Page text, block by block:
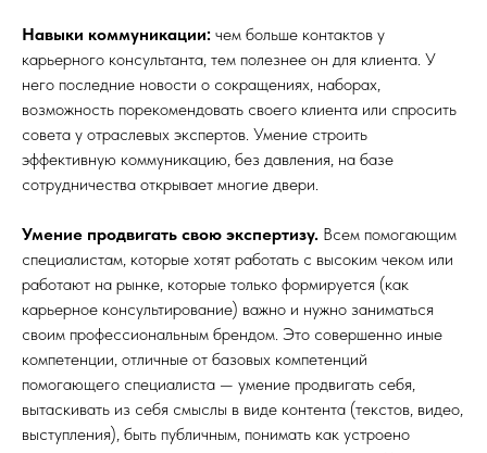
Навыки коммуникации: чем больше контактов у
карьерного консультанта, тем полезнее он для клиента. У
него последние новости о сокращениях, наборах,
возможность порекомендовать своего клиента или спросить
совета у отраслевых экспертов. Умение строить
эффективную коммуникацию, без давления, на базе
сотрудничества открывает многие двери.
Умение продвигать свою экспертизу. Всем помогающим
специалистам, которые хотят работать с высоким чеком или
работают на рынке, которые только формируется (как
карьерное консультирование) важно и нужно заниматься
своим профессиональным брендом. Это совершенно иные
компетенции, отличные от базовых компетенций
помогающего специалиста — умение продвигать себя,
вытаскивать из себя смыслы в виде контента (текстов, видео,
выступления), быть публичным, понимать как устроено